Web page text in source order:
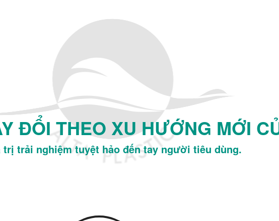
ĐỔI THEO XU HƯỚNG MỚI
trị trải nghiệm tuyệt hảo đến tay người tiêu dùng.